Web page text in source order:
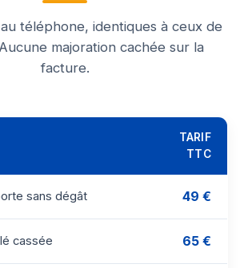
téléphone, identiques à ceux de
majoration cachée sur la
facture.
TARIF
TTC
sans dégât 49 €
cassée 65 €